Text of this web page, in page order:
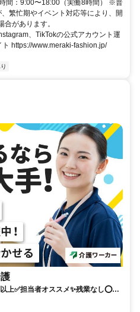
間：9:00〜18:00（実働8時間） ※普
繁忙期やイベント対応等により、開
があります。
、TikTokの公式アカウント運
https://www.meraki-fashion.jp/
上✅️担当者オススメ✨残業なし⭕️研
カ✊️高額求人